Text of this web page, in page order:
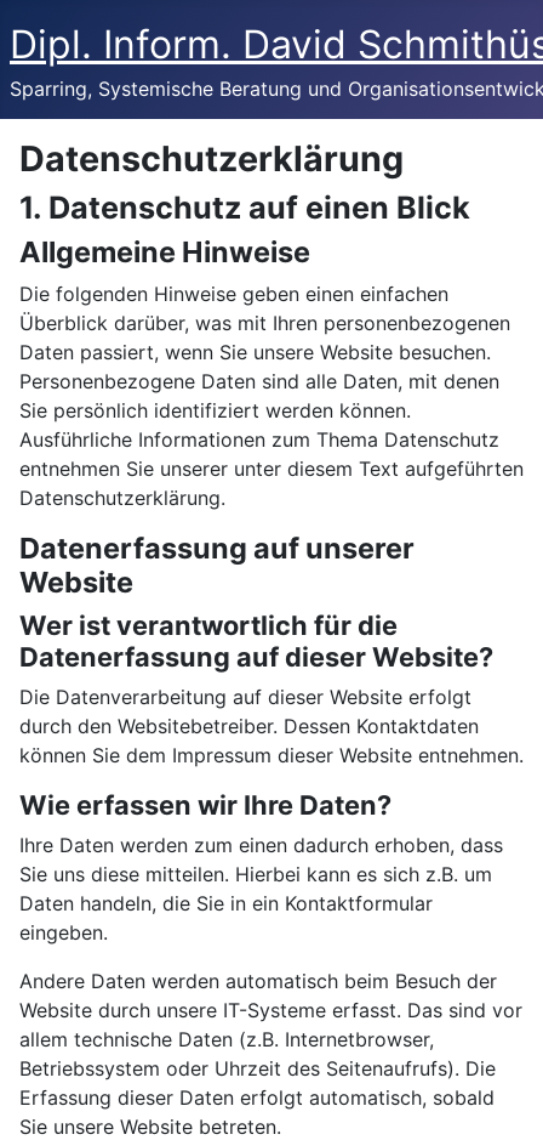
Dipl. Inform. David
Sparring, Systemische Beratung und
Datenschutzerklärung
1. Datenschutz auf einen Blick
Allgemeine Hinweise
Die folgenden Hinweise geben einen einfachen
Überblick darüber, was mit Ihren personenbezogenen
Daten passiert, wenn Sie unsere Website besuchen.
Personenbezogene Daten sind alle Daten, mit denen
Sie persönlich identifiziert werden können.
Ausführliche Informationen zum Thema Datenschutz
entnehmen Sie unserer unter diesem Text aufgeführten
Datenschutzerklärung.
Datenerfassung auf unserer
Website
Wer ist verantwortlich für die
Datenerfassung auf dieser Website?
Die Datenverarbeitung auf dieser Website erfolgt
durch den Websitebetreiber. Dessen Kontaktdaten
können Sie dem Impressum dieser Website entnehmen.
Wie erfassen wir Ihre Daten?
Ihre Daten werden zum einen dadurch erhoben, dass
Sie uns diese mitteilen. Hierbei kann es sich z.B. um
Daten handeln, die Sie in ein Kontaktformular
eingeben.
Andere Daten werden automatisch beim Besuch der
Website durch unsere IT-Systeme erfasst. Das sind vor
allem technische Daten (z.B. Internetbrowser,
Betriebssystem oder Uhrzeit des Seitenaufrufs). Die
Erfassung dieser Daten erfolgt automatisch, sobald
Sie unsere Website betreten.